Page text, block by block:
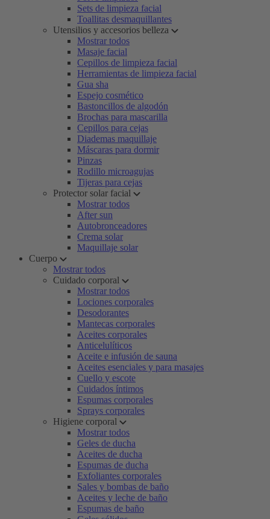
Sets de limpieza facial
Toallitas desmaquillantes
Utensilios y accesorios belleza
Mostrar todos
Masaje facial
Cepillos de limpieza facial
Herramientas de limpieza facial
Gua sha
Espejo cosmético
Bastoncillos de algodón
Brochas para mascarilla
Cepillos para cejas
Diademas maquillaje
Máscaras para dormir
Pinzas
Rodillo microagujas
Tijeras para cejas
Protector solar facial
Mostrar todos
After sun
Autobronceadores
Crema solar
Maquillaje solar
Cuerpo
Mostrar todos
Cuidado corporal
Mostrar todos
Lociones corporales
Desodorantes
Mantecas corporales
Aceites corporales
Anticelulíticos
Aceite e infusión de sauna
Aceites esenciales y para masajes
Cuello y escote
Cuidados íntimos
Espumas corporales
Sprays corporales
Higiene corporal
Mostrar todos
Geles de ducha
Aceites de ducha
Espumas de ducha
Exfoliantes corporales
Sales y bombas de baño
Aceites y leche de baño
Espumas de baño